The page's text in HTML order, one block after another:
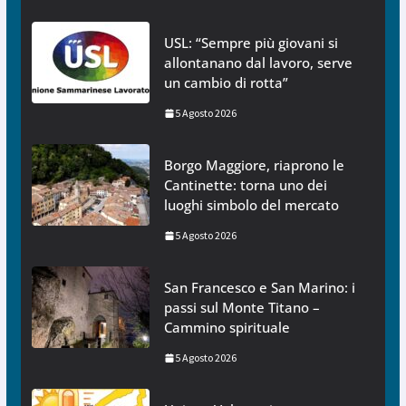
USL: “Sempre più giovani si
allontanano dal lavoro, serve
un cambio di rotta”
5 Agosto 2026
Borgo Maggiore, riaprono le
Cantinette: torna uno dei
luoghi simbolo del mercato
5 Agosto 2026
San Francesco e San Marino: i
passi sul Monte Titano –
Cammino spirituale
5 Agosto 2026